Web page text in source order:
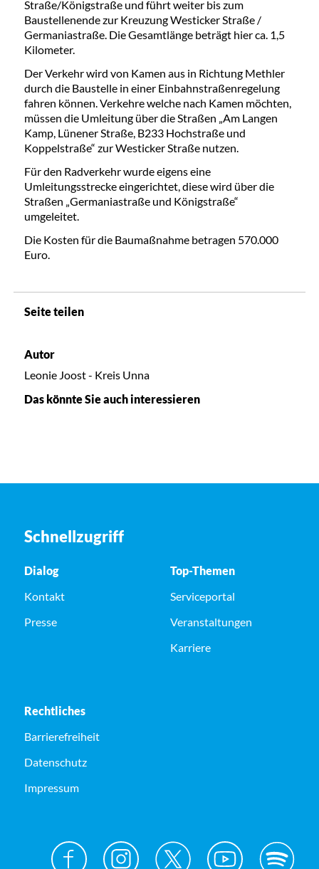
Straße/Königstraße und führt weiter bis zum
Baustellenende zur Kreuzung Westicker Straße /
Germaniastraße. Die Gesamtlänge beträgt hier ca. 1,5
Kilometer.
Der Verkehr wird von Kamen aus in Richtung Methler
durch die Baustelle in einer Einbahnstraßenregelung
fahren können. Verkehre welche nach Kamen möchten,
müssen die Umleitung über die Straßen „Am Langen
Kamp, Lünener Straße, B233 Hochstraße und
Koppelstraße“ zur Westicker Straße nutzen.
Für den Radverkehr wurde eigens eine
Umleitungsstrecke eingerichtet, diese wird über die
Straßen „Germaniastraße und Königstraße“
umgeleitet.
Die Kosten für die Baumaßnahme betragen 570.000
Euro.
Seite teilen
Autor
Leonie Joost - Kreis Unna
Das könnte Sie auch interessieren
Schnellzugriff
Dialog
Kontakt
Presse
Top-Themen
Serviceportal
Veranstaltungen
Karriere
Rechtliches
Barrierefreiheit
Datenschutz
Impressum